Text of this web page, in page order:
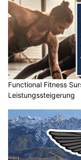
Functional Fitness
Leistungssteigerung